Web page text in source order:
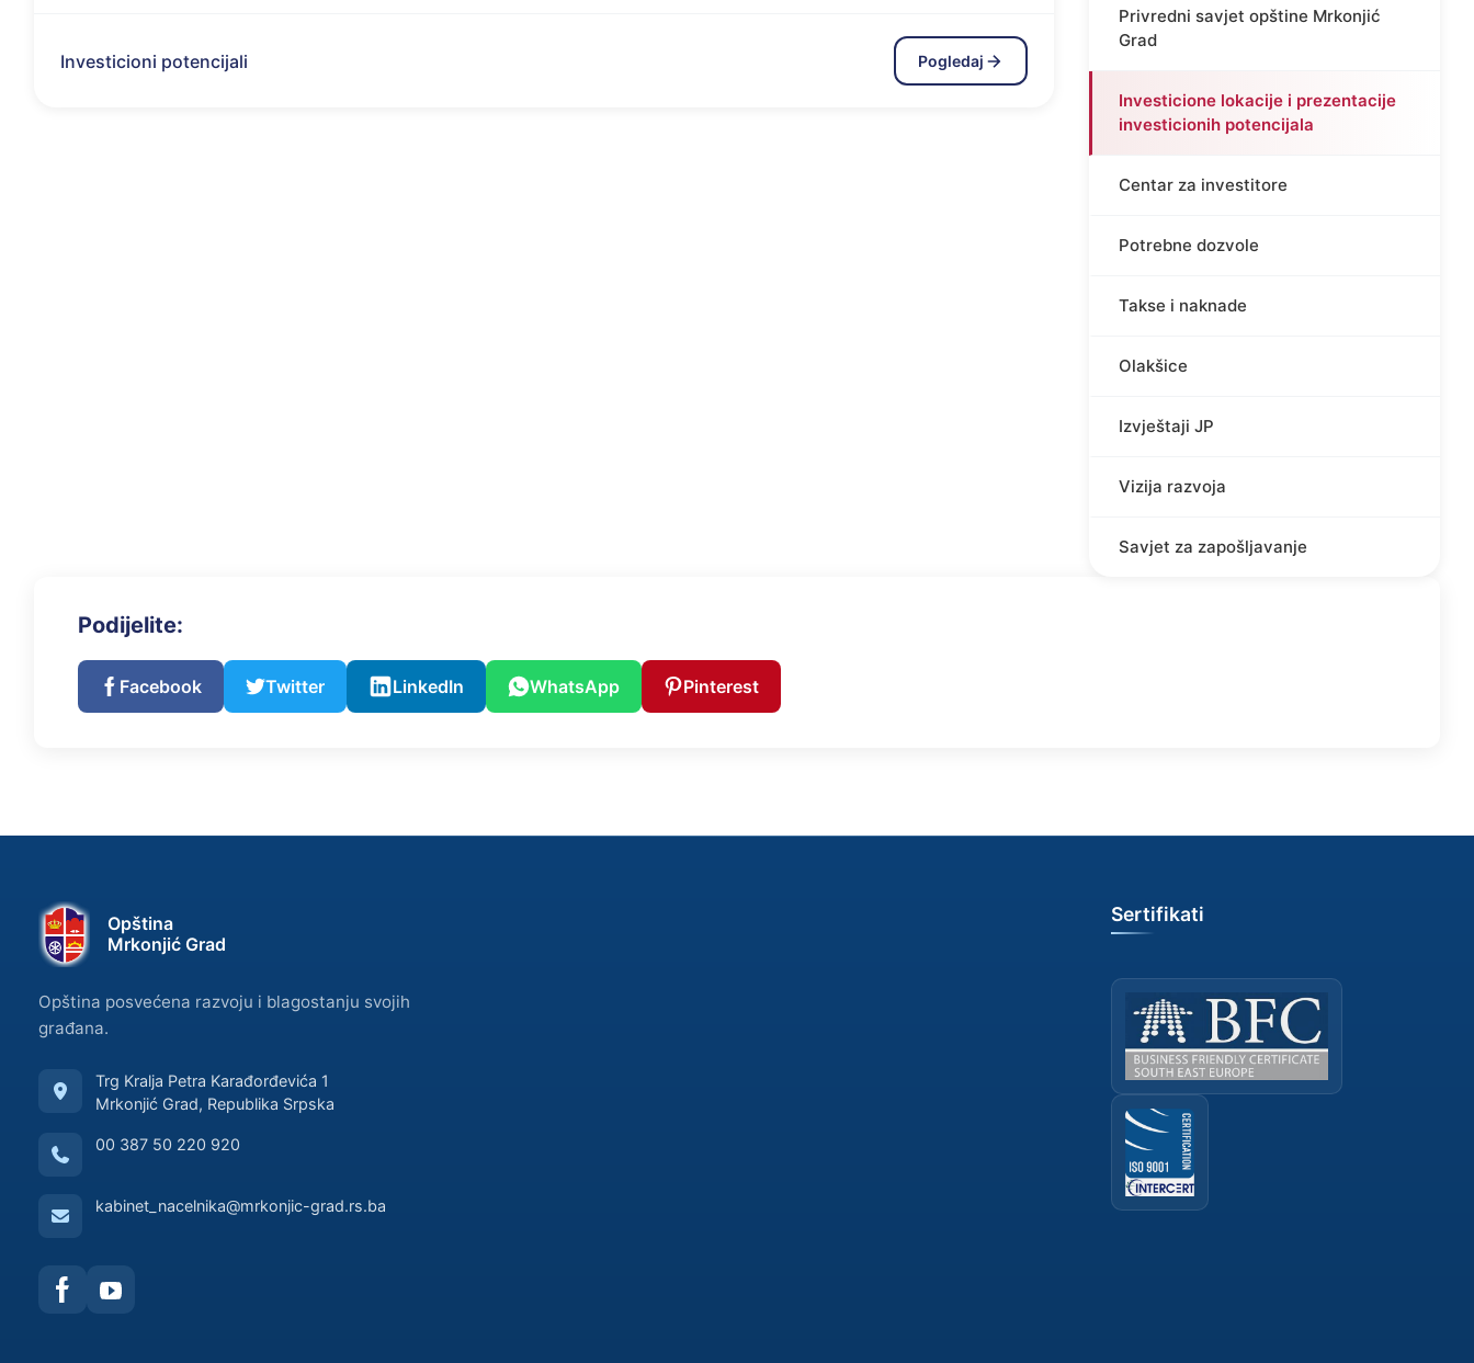
Investicioni potencijali Pogledaj
Privredni savjet opštine Mrkonjić
Grad
Investicione lokacije i prezentacije
investicionih potencijala
Centar za investitore
Potrebne dozvole
Takse i naknade
Olakšice
Izvještaji JP
Vizija razvoja
Savjet za zapošljavanje
Podijelite:
Facebook Twitter LinkedIn WhatsApp Pinterest
Opština
Mrkonjić Grad
Opština posvećena razvoju i blagostanju svojih
građana.
Trg Kralja Petra Karađorđevića 1
Mrkonjić Grad, Republika Srpska
00 387 50 220 920
kabinet_nacelnika@mrkonjic-grad.rs.ba
Sertifikati